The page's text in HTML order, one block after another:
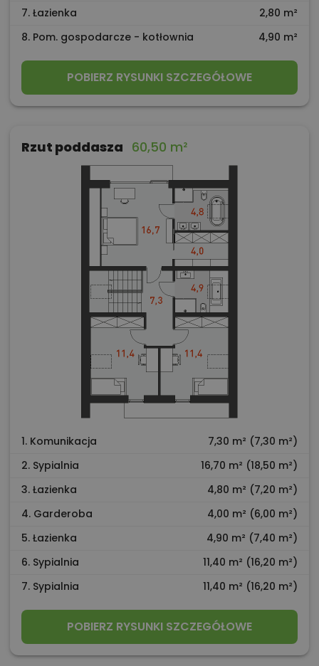
7. Łazienka
2,80 m²
8. Pom. gospodarcze - kotłownia
4,90 m²
POBIERZ RYSUNKI SZCZEGÓŁOWE
Rzut poddasza 60,50 m²
1. Komunikacja
7,30 m² (7,30 m²)
2. Sypialnia
16,70 m² (18,50 m²)
3. Łazienka
4,80 m² (7,20 m²)
4. Garderoba
4,00 m² (6,00 m²)
5. Łazienka
4,90 m² (7,40 m²)
6. Sypialnia
11,40 m² (16,20 m²)
7. Sypialnia
11,40 m² (16,20 m²)
POBIERZ RYSUNKI SZCZEGÓŁOWE